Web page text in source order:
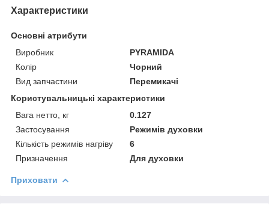
Характеристики
Основні атрибути
Виробник
PYRAMIDA
Колір
Чорний
Вид запчастини
Перемикачі
Користувальницькі характеристики
Вага нетто, кг
0.127
Застосування
Режимів духовки
Кількість режимів нагріву
6
Призначення
Для духовки
Приховати